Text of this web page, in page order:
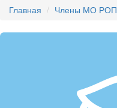
Главная Члены МО РОП